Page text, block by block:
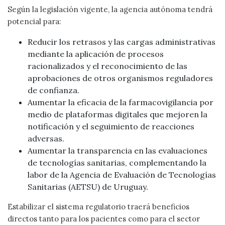
Según la legislación vigente, la agencia autónoma tendrá
potencial para:
Reducir los retrasos y las cargas administrativas
mediante la aplicación de procesos
racionalizados y el reconocimiento de las
aprobaciones de otros organismos reguladores
de confianza.
Aumentar la eficacia de la farmacovigilancia por
medio de plataformas digitales que mejoren la
notificación y el seguimiento de reacciones
adversas.
Aumentar la transparencia en las evaluaciones
de tecnologías sanitarias, complementando la
labor de la Agencia de Evaluación de Tecnologías
Sanitarias (AETSU) de Uruguay.
Estabilizar el sistema regulatorio traerá beneficios
directos tanto para los pacientes como para el sector